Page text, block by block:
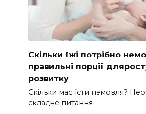
Скільки їжі потрібно
правильні порції
розвитку
Скільки має їсти немовля?
складне питання